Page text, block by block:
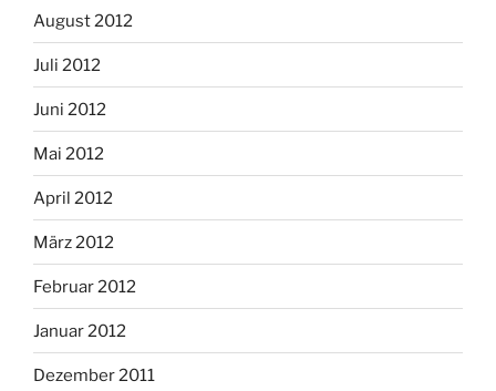
August 2012
Juli 2012
Juni 2012
Mai 2012
April 2012
März 2012
Februar 2012
Januar 2012
Dezember 2011